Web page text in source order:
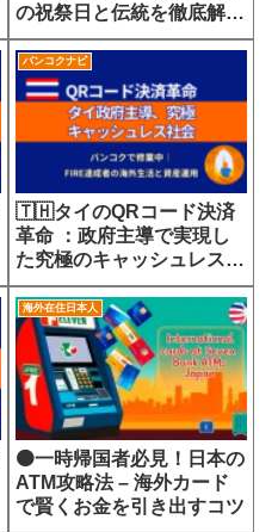
の祝祭日と伝統を徹底解
説！
バンコクナビ
🇹🇭タイのQRコード決済
革命 ：政府主導で実現し
た究極のキャッシュレス社
会
海外在住日本人
🟠一時帰国者必見！日本の
ATM攻略法 – 海外カード
で賢くお金を引き出すコツ